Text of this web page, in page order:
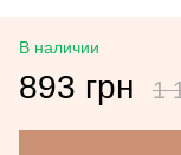
В наличии
893 грн 1